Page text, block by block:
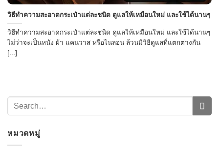
วิธีทำความสะอาดกระเป๋าแต่ละชนิด ดูแลให้เหมือนใหม่ และใช้ได้นานๆ
วิธีทำความสะอาดกระเป๋าแต่ละชนิด ดูแลให้เหมือนใหม่ และใช้ได้นานๆ
ไม่ว่าจะเป็นหนัง ผ้า แคนวาส หรือไนลอน ล้วนมีวิธีดูแลที่แตกต่างกัน
[...]
หมวดหมู่